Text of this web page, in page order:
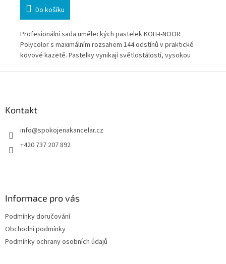
Do košíku
Profesionální sada uměleckých pastelek KOH-I-NOOR
Polycolor s maximálním rozsahem 144 odstínů v praktické
kovové kazetě. Pastelky vynikají světlostálostí, vysokou
Kontakt
info@spokojenakancelar.cz
+420 737 207 892
Informace pro vás
Podmínky doručování
Obchodní podmínky
Podmínky ochrany osobních údajů